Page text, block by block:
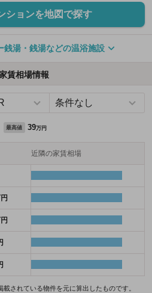
ションを地図で探す
銭湯・銭湯などの温浴施設
賃相場情報
最高値 39万円
近隣の家賃相場
載されている物件を元に算出したものです。